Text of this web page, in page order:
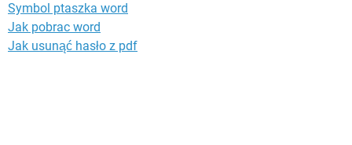
Symbol ptaszka word
Jak pobrac word
Jak usunąć hasło z pdf